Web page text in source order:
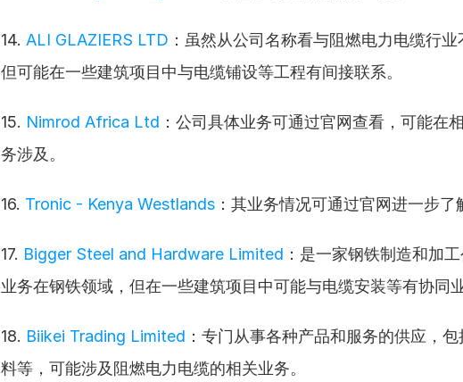
14. ALI GLAZIERS LTD ：虽然从公司名称看与阻燃电力电缆行业
但可能在一些建筑项目中与电缆铺设等工程有间接联系。
15. Nimrod Africa Ltd ：公司具体业务可通过官网查看，可能在
务涉及。
16. Tronic - Kenya Westlands ：其业务情况可通过官网进一步了
17. Bigger Steel and Hardware Limited ：是一家钢铁制造和加
业务在钢铁领域，但在一些建筑项目中可能与电缆安装等有协同业
18. Biikei Trading Limited ：专门从事各种产品和服务的供应，
料等，可能涉及阻燃电力电缆的相关业务。